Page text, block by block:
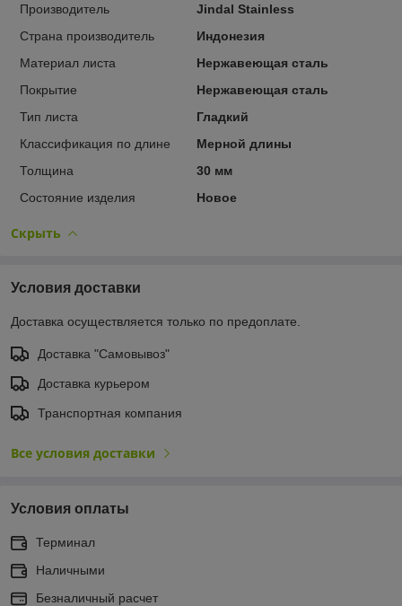
Производитель
Jindal Stainless
Страна производитель
Индонезия
Материал листа
Нержавеющая сталь
Покрытие
Нержавеющая сталь
Тип листа
Гладкий
Классификация по длине
Мерной длины
Толщина
30 мм
Состояние изделия
Новое
Скрыть
Условия доставки
Доставка осуществляется только по предоплате.
Доставка "Самовывоз"
Доставка курьером
Транспортная компания
Все условия доставки
Условия оплаты
Терминал
Наличными
Безналичный расчет